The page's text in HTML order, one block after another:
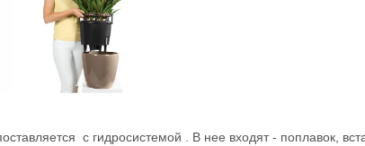
с гидросистемой . В нее входят - поплавок,